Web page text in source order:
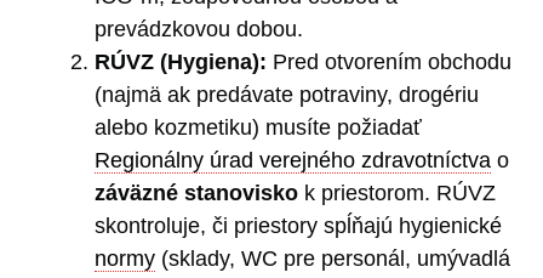
prevádzkovou dobou.
RÚVZ (Hygiena): Pred otvorením obchodu
(najmä ak predávate potraviny, drogériu
alebo kozmetiku) musíte požiadať
Regionálny úrad verejného zdravotníctva o
záväzné stanovisko k priestorom. RÚVZ
skontroluje, či priestory spĺňajú hygienické
normy (sklady, WC pre personál, umývadlá